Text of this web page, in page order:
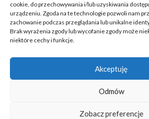
cookie, do przechowywania i/lub uzyskiwania
urządzeniu. Zgoda na te technologie pozwoli nam
zachowanie podczas przeglądania lub unikalne
Brak wyrażenia zgody lub wycofanie zgody może
niektóre cechy i funkcje.
Akceptuję
Odmów
Zobacz preferencje
Sklep Internetowy Centrum Opatrzności
ul. Hlonda 1
02-972 Warszawa
Polska
Napisz do nas: sklep@centrumopatrznosci.pl